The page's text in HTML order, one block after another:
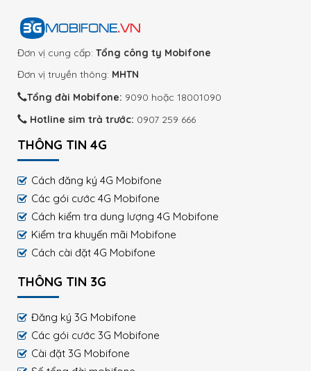
Đơn vị cung cấp: Tổng công ty Mobifone
Đơn vị truyền thông: MHTN
Tổng đài Mobifone: 9090 hoặc 18001090
Hotline sim trả trước: 0907 259 666
THÔNG TIN 4G
Cách đăng ký 4G Mobifone
Các gói cước 4G Mobifone
Cách kiểm tra dung lượng 4G Mobifone
Kiểm tra khuyến mãi Mobifone
Cách cài đặt 4G Mobifone
THÔNG TIN 3G
Đăng ký 3G Mobifone
Các gói cước 3G Mobifone
Cài đặt 3G Mobifone